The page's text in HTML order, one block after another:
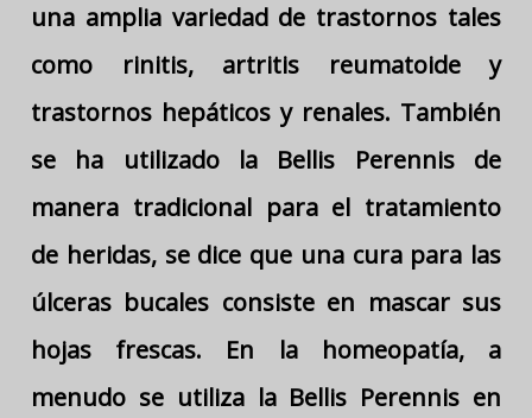
una amplia variedad de trastornos tales
como rinitis, artritis reumatoide y
trastornos hepáticos y renales. También
se ha utilizado la Bellis Perennis de
manera tradicional para el tratamiento
de heridas, se dice que una cura para las
úlceras bucales consiste en mascar sus
hojas frescas. En la homeopatía, a
menudo se utiliza la Bellis Perennis en